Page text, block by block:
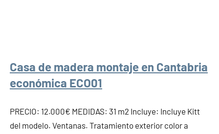
Casa de madera montaje en Cantabria
económica ECO01
PRECIO: 12.000€ MEDIDAS: 31 m2 Incluye: Incluye Kitt
del modelo. Ventanas. Tratamiento exterior color a